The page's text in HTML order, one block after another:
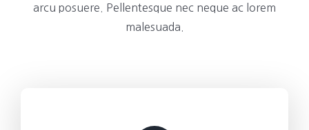
arcu posuere. Pellentesque nec neque ac lorem
malesuada.